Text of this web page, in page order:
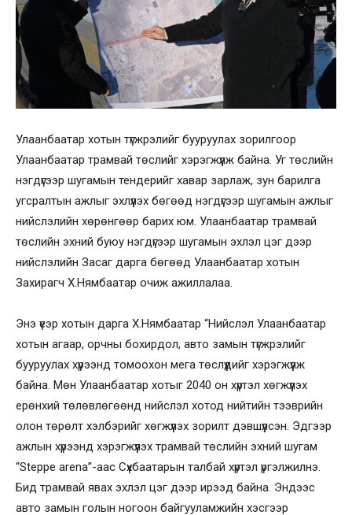
Улаанбаатар хотын түгжрэлийг бууруулах зорилгоор
Улаанбаатар трамвай төслийг хэрэгжүүлж байна. Уг төслийн
нэгдүгээр шугамын тендерийг хавар зарлаж, зун барилга
угсралтын ажлыг эхлүүлэх бөгөөд нэгдүгээр шугамын ажлыг
нийслэлийн хөрөнгөөр барих юм. Улаанбаатар трамвай
төслийн эхний буюу нэгдүгээр шугамын эхлэл цэг дээр
нийслэлийн Засаг дарга бөгөөд Улаанбаатар хотын
Захирагч Х.Нямбаатар очиж ажиллалаа.
Энэ үеэр хотын дарга Х.Нямбаатар “Нийслэл Улаанбаатар
хотын агаар, орчны бохирдол, авто замын түгжрэлийг
бууруулах хүрээнд томоохон мега төслүүдийг хэрэгжүүлж
байна. Мөн Улаанбаатар хотыг 2040 он хүртэл хөгжүүлэх
ерөнхий төлөвлөгөөнд нийслэл хотод нийтийн тээврийн
олон төрөлт хэлбэрийг хөгжүүлэх зорилт дэвшүүлсэн. Эдгээр
ажлын хүрээнд хэрэгжүүлэх трамвай төслийн эхний шугам
“Steppe arena”-аас Сүхбаатарын талбай хүртэл үргэлжилнэ.
Бид трамвай явах эхлэл цэг дээр ирээд байна. Эндээс
авто замын голын ногоон байгууламжийн хэсгээр